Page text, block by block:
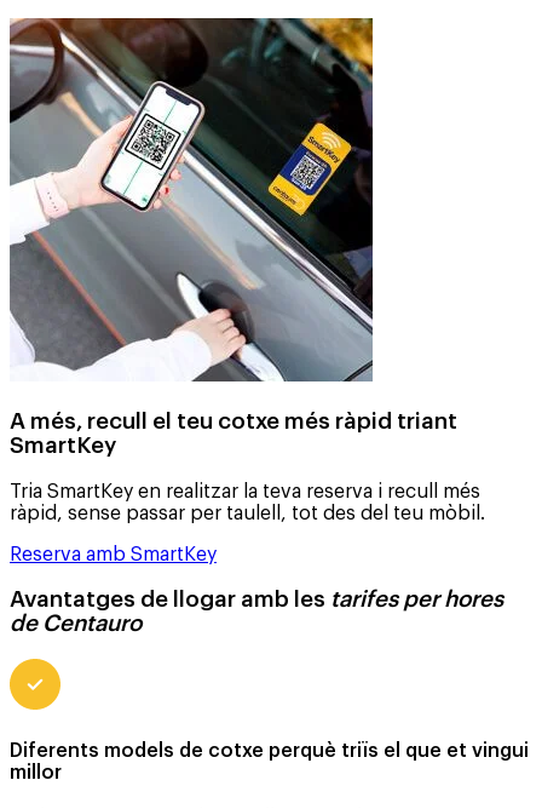
A més, recull el teu cotxe més ràpid triant
SmartKey
Tria SmartKey en realitzar la teva reserva i recull més
ràpid, sense passar per taulell, tot des del teu mòbil.
Reserva amb SmartKey
Avantatges de llogar amb les tarifes per hores
de Centauro
Diferents models de cotxe perquè triïs el que et vingui
millor